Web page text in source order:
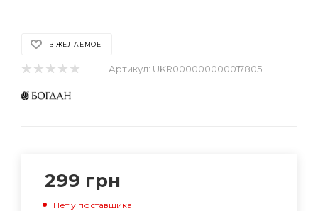
В ЖЕЛАЕМОЕ
Артикул: UKR000000000017805
299 грн
Нет у поставщика